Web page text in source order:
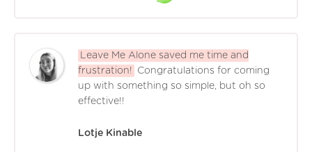
Leave Me Alone saved me time and
frustration!
Congratulations for coming
up with something so simple, but oh so
effective!!
Lotje Kinable